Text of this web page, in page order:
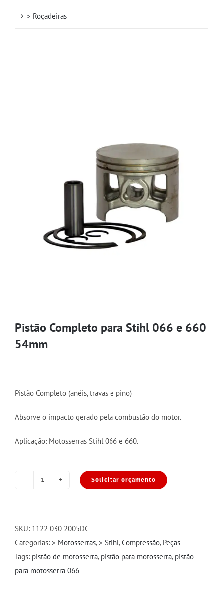
Pistão Completo para Stihl 066 e 660
54mm
Pistão Completo (anéis, travas e pino)
Absorve o impacto gerado pela combustão do motor.
Aplicação: Motosserras Stihl 066 e 660.
Stihl
066
e
660
Solicitar orçamento
SKU: 1122 030 2005DC
Categorias: > Motosserras,> Stihl,Compressão, Peças
Tags: pistão de motosserra, pistão para motosserra, pistão
para motosserra 066
> Roçadeiras